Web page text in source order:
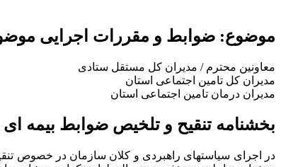
موضوع: ضوابط و مقررات اجرایی موضوع مواد (۳۸) و (۴۱) قانون تامین اجتماعی (جایگزین مجموعه
معاونین محترم / مدیران کل مستقل ستادی
مدیران کل تامین اجتماعی استان
مدیران درمان تامین اجتماعی استان
بخشنامه تنقیح و تلخیص ضوابط بیمه
در اجرای سیاستهای راهبردی و کلان سازمان در خصوص